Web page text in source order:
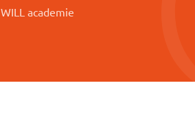
WILL academie